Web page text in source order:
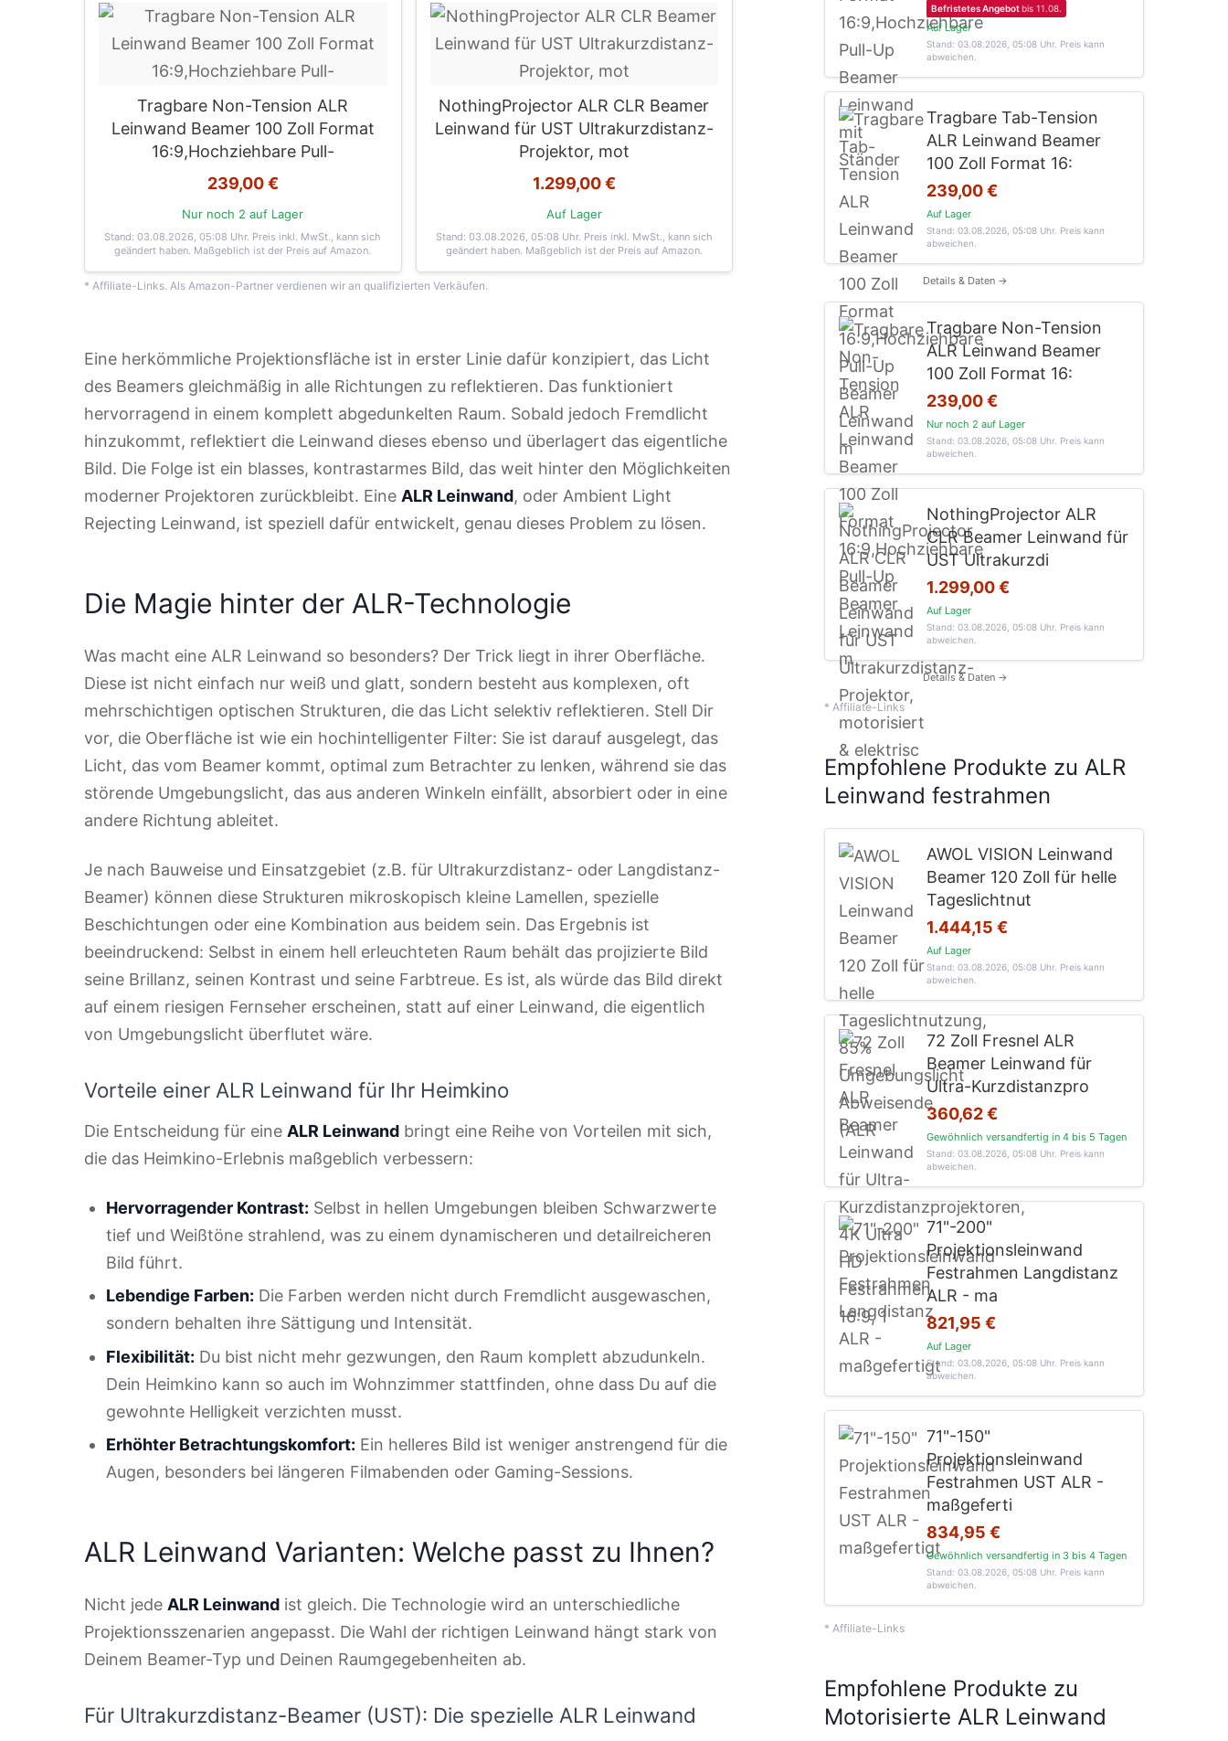
Tragbare Non-Tension ALR
Leinwand Beamer 100 Zoll Format
16:9,Hochziehbare Pull-
239,00 €
Nur noch 2 auf Lager
Stand: 03.08.2026, 05:08 Uhr. Preis inkl. MwSt., kann sich
geändert haben. Maßgeblich ist der Preis auf Amazon.
NothingProjector ALR CLR Beamer
Leinwand für UST Ultrakurzdistanz-
Projektor, mot
1.299,00 €
Auf Lager
Stand: 03.08.2026, 05:08 Uhr. Preis inkl. MwSt., kann sich
geändert haben. Maßgeblich ist der Preis auf Amazon.
* Affiliate-Links. Als Amazon-Partner verdienen wir an qualifizierten Verkäufen.
Eine herkömmliche Projektionsfläche ist in erster Linie dafür konzipiert, das Licht
des Beamers gleichmäßig in alle Richtungen zu reflektieren. Das funktioniert
hervorragend in einem komplett abgedunkelten Raum. Sobald jedoch Fremdlicht
hinzukommt, reflektiert die Leinwand dieses ebenso und überlagert das eigentliche
Bild. Die Folge ist ein blasses, kontrastarmes Bild, das weit hinter den Möglichkeiten
moderner Projektoren zurückbleibt. Eine ALR Leinwand, oder Ambient Light
Rejecting Leinwand, ist speziell dafür entwickelt, genau dieses Problem zu lösen.
Die Magie hinter der ALR-Technologie
Was macht eine ALR Leinwand so besonders? Der Trick liegt in ihrer Oberfläche.
Diese ist nicht einfach nur weiß und glatt, sondern besteht aus komplexen, oft
mehrschichtigen optischen Strukturen, die das Licht selektiv reflektieren. Stell Dir
vor, die Oberfläche ist wie ein hochintelligenter Filter: Sie ist darauf ausgelegt, das
Licht, das vom Beamer kommt, optimal zum Betrachter zu lenken, während sie das
störende Umgebungslicht, das aus anderen Winkeln einfällt, absorbiert oder in eine
andere Richtung ableitet.
Je nach Bauweise und Einsatzgebiet (z.B. für Ultrakurzdistanz- oder Langdistanz-
Beamer) können diese Strukturen mikroskopisch kleine Lamellen, spezielle
Beschichtungen oder eine Kombination aus beidem sein. Das Ergebnis ist
beeindruckend: Selbst in einem hell erleuchteten Raum behält das projizierte Bild
seine Brillanz, seinen Kontrast und seine Farbtreue. Es ist, als würde das Bild direkt
auf einem riesigen Fernseher erscheinen, statt auf einer Leinwand, die eigentlich
von Umgebungslicht überflutet wäre.
Vorteile einer ALR Leinwand für Ihr Heimkino
Die Entscheidung für eine ALR Leinwand bringt eine Reihe von Vorteilen mit sich,
die das Heimkino-Erlebnis maßgeblich verbessern:
Hervorragender Kontrast: Selbst in hellen Umgebungen bleiben Schwarzwerte
tief und Weißtöne strahlend, was zu einem dynamischeren und detailreicheren
Bild führt.
Lebendige Farben: Die Farben werden nicht durch Fremdlicht ausgewaschen,
sondern behalten ihre Sättigung und Intensität.
Flexibilität: Du bist nicht mehr gezwungen, den Raum komplett abzudunkeln.
Dein Heimkino kann so auch im Wohnzimmer stattfinden, ohne dass Du auf die
gewohnte Helligkeit verzichten musst.
Erhöhter Betrachtungskomfort: Ein helleres Bild ist weniger anstrengend für die
Augen, besonders bei längeren Filmabenden oder Gaming-Sessions.
ALR Leinwand Varianten: Welche passt zu Ihnen?
Nicht jede ALR Leinwand ist gleich. Die Technologie wird an unterschiedliche
Projektionsszenarien angepasst. Die Wahl der richtigen Leinwand hängt stark von
Deinem Beamer-Typ und Deinen Raumgegebenheiten ab.
Für Ultrakurzdistanz-Beamer (UST): Die spezielle ALR Leinwand
Befristetes Angebotbis 11.08.
Auf Lager
Stand: 03.08.2026, 05:08 Uhr. Preis kann
abweichen.
Tragbare Tab-Tension
ALR Leinwand Beamer
100 Zoll Format 16:
239,00 €
Auf Lager
Stand: 03.08.2026, 05:08 Uhr. Preis kann
abweichen.
Details & Daten →
Tragbare Non-Tension
ALR Leinwand Beamer
100 Zoll Format 16:
239,00 €
Nur noch 2 auf Lager
Stand: 03.08.2026, 05:08 Uhr. Preis kann
abweichen.
NothingProjector ALR
CLR Beamer Leinwand für
UST Ultrakurzdi
1.299,00 €
Auf Lager
Stand: 03.08.2026, 05:08 Uhr. Preis kann
abweichen.
Details & Daten →
* Affiliate-Links
Empfohlene Produkte zu ALR
Leinwand festrahmen
AWOL VISION Leinwand
Beamer 120 Zoll für helle
Tageslichtnut
1.444,15 €
Auf Lager
Stand: 03.08.2026, 05:08 Uhr. Preis kann
abweichen.
72 Zoll Fresnel ALR
Beamer Leinwand für
Ultra-Kurzdistanzpro
360,62 €
Gewöhnlich versandfertig in 4 bis 5 Tagen
Stand: 03.08.2026, 05:08 Uhr. Preis kann
abweichen.
71"-200"
Projektionsleinwand
Festrahmen Langdistanz
ALR - ma
821,95 €
Auf Lager
Stand: 03.08.2026, 05:08 Uhr. Preis kann
abweichen.
71"-150"
Projektionsleinwand
Festrahmen UST ALR -
maßgeferti
834,95 €
Gewöhnlich versandfertig in 3 bis 4 Tagen
Stand: 03.08.2026, 05:08 Uhr. Preis kann
abweichen.
* Affiliate-Links
Empfohlene Produkte zu
Motorisierte ALR Leinwand